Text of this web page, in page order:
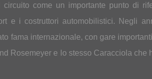
come un importante punto di
e i costruttori automobilistici. Negli
fama internazionale, con gare
Rosemeyer e lo stesso Caracciola che